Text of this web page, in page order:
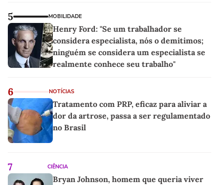
5 MOBILIDADE
Henry Ford: "Se um trabalhador se
considera especialista, nós o demitimos;
ninguém se considera um especialista se
realmente conhece seu trabalho"
6 NOTÍCIAS
Tratamento com PRP, eficaz para aliviar a
dor da artrose, passa a ser regulamentado
no Brasil
7 CIÊNCIA
Bryan Johnson, homem que queria viver